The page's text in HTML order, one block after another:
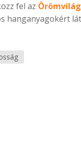
fel az
hanganyagokért